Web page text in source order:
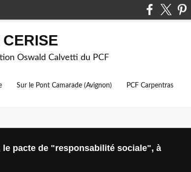
Oswald Calvetti du PCF
Sur le Pont Camarade (Avignon) PCF Carpentras
pacte de "responsabilité sociale", à